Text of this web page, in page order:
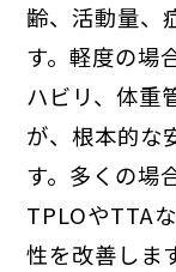
齢、活動量、
す。軽度の場
ハビリ、体重
が、根本的な
す。多くの場
TPLOやTTA
性を改善しま